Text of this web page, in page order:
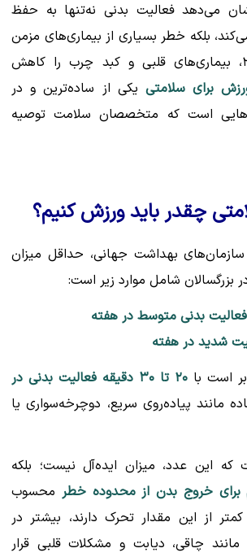
می‌دهد فعالیت بدنی نه‌تنها به حفظ
بلکه خطر بسیاری از بیماری‌های مزمن
مانند دیابت نوع ۲، بیماری‌های قلبی و کبد چرب را کاهش
برای سلامتی یکی از ساده‌ترین و در
است که متخصصان سلامت توصیه
چقدر باید ورزش کنیم؟
بهداشت جهانی، حداقل میزان
بزرگسالان شامل موارد زیر است:
است با
۲۰ تا ۳۰ دقیقه فعالیت بدنی در
مانند پیاده‌روی سریع، دوچرخه‌سواری یا
این عدد، میزان ایده‌آل نیست؛ بلکه
برای خروج بدن از محدوده خطر محسوب
از این مقدار تحرک دارند، بیشتر در
چاقی، دیابت و مشکلات قلبی قرار